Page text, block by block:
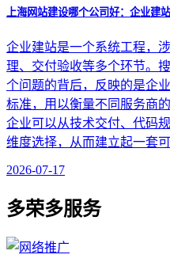
上海网站建设哪个公司好：企业建
企业建站是一个系统工程，
理、交付验收等多个环节。
个问题的背后，反映的是企
标准，用以衡量不同服务商
企业可以从技术交付、代码
维度选择，从而建立起一套
2026-07-17
多荣多服务